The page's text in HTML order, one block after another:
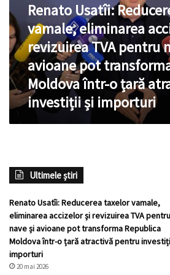
eliminarea
accizelor
și
revizuirea
TVA
pentru
nave
și
avioane
pot
Moldova
într-
țară
atractivă
pentru
investiții
și
importuri
Renato Usatîi:
vamale, eliminarea
revizuirea TVA pentru
avioane pot
Moldova într-o țară
investiții și importuri
Ultimele știri
Renato Usatîi: Reducerea taxelor vamale,
eliminarea accizelor și revizuirea TVA pentru
nave și avioane pot transforma Republica
Moldova într-o țară atractivă pentru
importuri
20 mai 2026